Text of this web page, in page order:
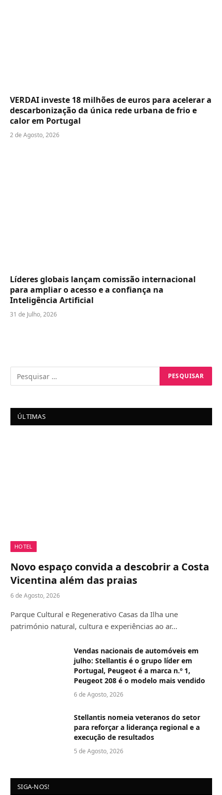
VERDAI investe 18 milhões de euros para acelerar a
descarbonização da única rede urbana de frio e
calor em Portugal
2 de Agosto, 2026
Líderes globais lançam comissão internacional
para ampliar o acesso e a confiança na
Inteligência Artificial
31 de Julho, 2026
ÚLTIMAS
HOTEL
Novo espaço convida a descobrir a Costa
Vicentina além das praias
6 de Agosto, 2026
Parque Cultural e Regenerativo Casas da Ilha une
património natural, cultura e experiências ao ar…
Vendas nacionais de automóveis em
julho: Stellantis é o grupo líder em
Portugal, Peugeot é a marca n.º 1,
Peugeot 208 é o modelo mais vendido
6 de Agosto, 2026
Stellantis nomeia veteranos do setor
para reforçar a liderança regional e a
execução de resultados
5 de Agosto, 2026
SIGA-NOS!